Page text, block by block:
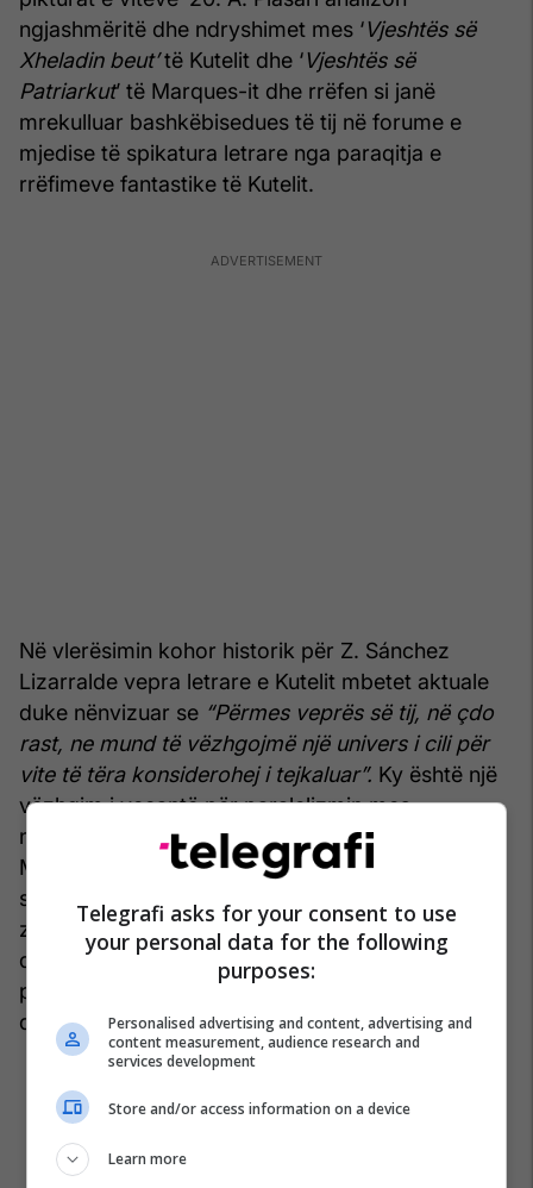
ngjashmëritë dhe ndryshimet mes ‘Vjeshtës së
Xheladin beut’të Kutelit dhe ‘Vjeshtës së
Patriarkut’ të Marques-it dhe rrëfen si janë
mrekulluar bashkëbisedues të tij në forume e
mjedise të spikatura letrare nga paraqitja e
rrëfimeve fantastike të Kutelit.
Në vlerësimin kohor historik për Z. Sánchez
Lizarralde vepra letrare e Kutelit mbetet aktuale
duke nënvizuar se “Përmes veprës së tij, në çdo
rast, ne mund të vëzhgojmë një univers i cili për
vite të tëra konsiderohej i tejkaluar”. Ky është një
vëzhgim i veçantë për paralelizmin mes
ndryshimeve të kufijve në Europë pas rënies së
Murit të Berlinit dhe trajtimit që iu bën Kuteli
situatave në Shqipëri në tregime të ndryshme që
zhvillohen në periudhën e shpalljes së pavarësisë
dhe luftrave ballkanike, të cilat pasuan këtë
pavarësi, duke iu mëshuar padrejtësive ndaj të
drejtave të popullit shqiptar.
Telegrafi asks for your consent to use
your personal data for the following
purposes:
Personalised advertising and content, advertising and
content measurement, audience research and
services development
Store and/or access information on a device
Learn more